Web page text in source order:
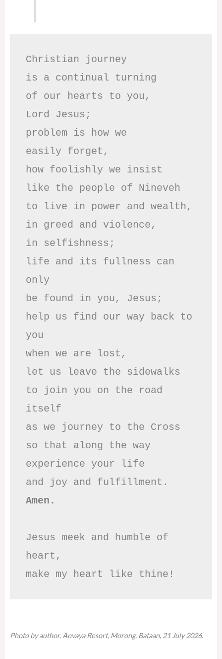
Christian journey
is a continual turning
of our hearts to you,
Lord Jesus;
problem is how we
easily forget,
how foolishly we insist
like the people of Nineveh
to live in power and wealth,
in greed and violence,
in selfishness;
life and its fullness can
only
be found in you, Jesus;
help us find our way back to
you
when we are lost,
let us leave the sidewalks
to join you on the road
itself
as we journey to the Cross
so that along the way
experience your life
Amen.
Jesus meek and humble of
heart,
make my heart like thine!
Photo by author, Anvaya Resort, Morong, Bataan, 21 July 2026.